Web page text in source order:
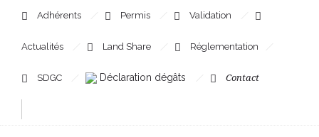
Adhérents Permis Validation
Actualités Land Share Réglementation
SDGC Déclaration dégâts Contact